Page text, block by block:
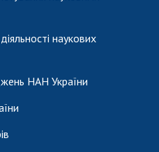
наукових
НАН України